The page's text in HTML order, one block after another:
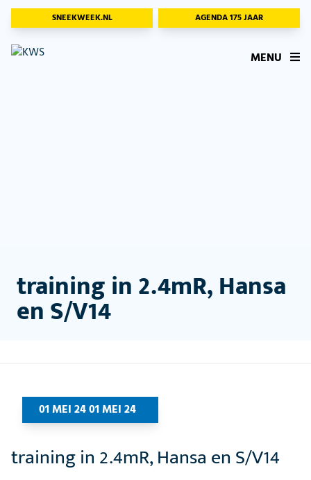
SNEEKWEEK.NL AGENDA 175 JAAR
MENU
training in 2.4mR, Hansa
en S/V14
01 MEI 24 01 MEI 24
training in 2.4mR, Hansa en S/V14